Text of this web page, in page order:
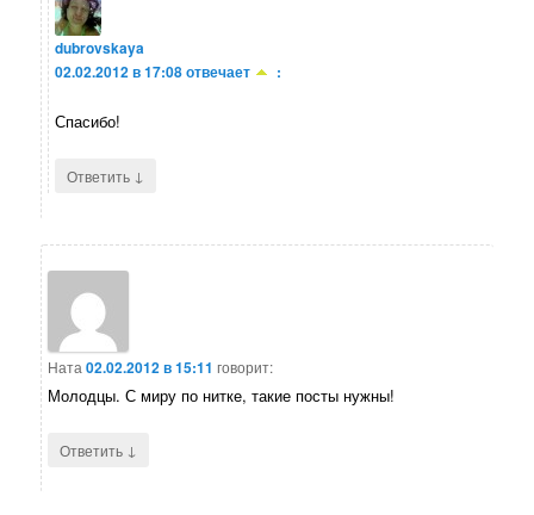
dubrovskaya
02.02.2012 в 17:08отвечает :
Спасибо!
Ответить ↓
Ната 02.02.2012 в 15:11 говорит:
Молодцы. С миру по нитке, такие посты нужны!
Ответить ↓